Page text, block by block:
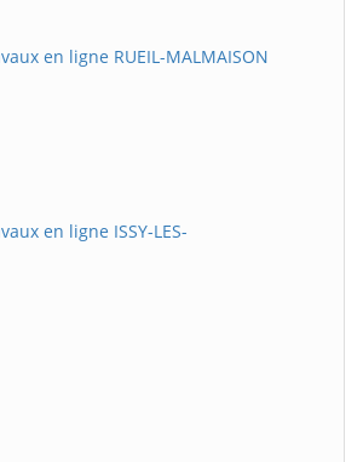
en ligne RUEIL-MALMAISON
en ligne ISSY-LES-